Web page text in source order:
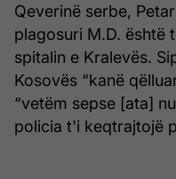
Qeverinë serbe,
plagosuri M.D. është
spitalin e Kralevës.
Kosovës “kanë
“vetëm sepse [ata]
policia t'i keqtrajtojë